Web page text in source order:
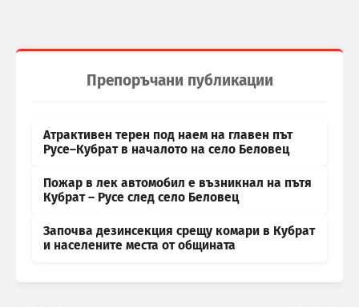
Препоръчани публикации
Атрактивен терен под наем на главен път
Русе–Кубрат в началото на село Беловец
Пожар в лек автомобил е възникнал на пътя
Кубрат – Русе след село Беловец
Започва дезинсекция срещу комари в Кубрат
и населените места от общината